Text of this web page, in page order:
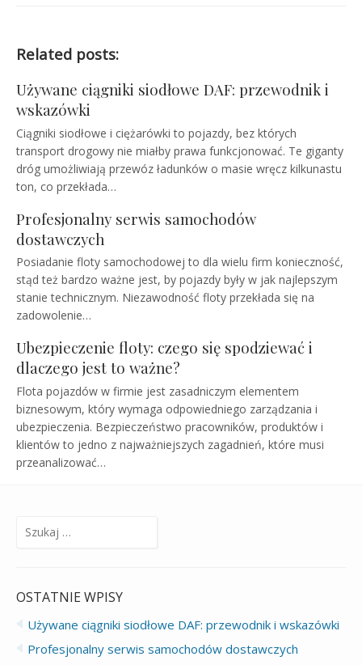
Related posts:
Używane ciągniki siodłowe DAF: przewodnik i
wskazówki
Ciągniki siodłowe i ciężarówki to pojazdy, bez których
transport drogowy nie miałby prawa funkcjonować. Te giganty
dróg umożliwiają przewóz ładunków o masie wręcz kilkunastu
ton, co przekłada…
Profesjonalny serwis samochodów
dostawczych
Posiadanie floty samochodowej to dla wielu firm konieczność,
stąd też bardzo ważne jest, by pojazdy były w jak najlepszym
stanie technicznym. Niezawodność floty przekłada się na
zadowolenie…
Ubezpieczenie floty: czego się spodziewać i
dlaczego jest to ważne?
Flota pojazdów w firmie jest zasadniczym elementem
biznesowym, który wymaga odpowiedniego zarządzania i
ubezpieczenia. Bezpieczeństwo pracowników, produktów i
klientów to jedno z najważniejszych zagadnień, które musi
przeanalizować…
Szukaj:
OSTATNIE WPISY
Używane ciągniki siodłowe DAF: przewodnik i wskazówki
Profesjonalny serwis samochodów dostawczych